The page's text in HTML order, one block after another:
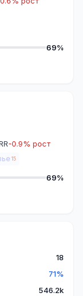
69%
-0.9% рост
15
69%
18
71%
546.2k